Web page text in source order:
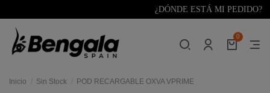
¿DÓNDE ESTÁ MI PEDIDO?
0
Inicio Sin Stock POD RECARGABLE OXVA VPRIME